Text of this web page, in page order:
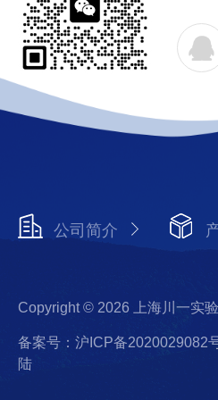
公司简介
Copyright © 2026 上海川一实
备案号：沪ICP备2020029082
陆